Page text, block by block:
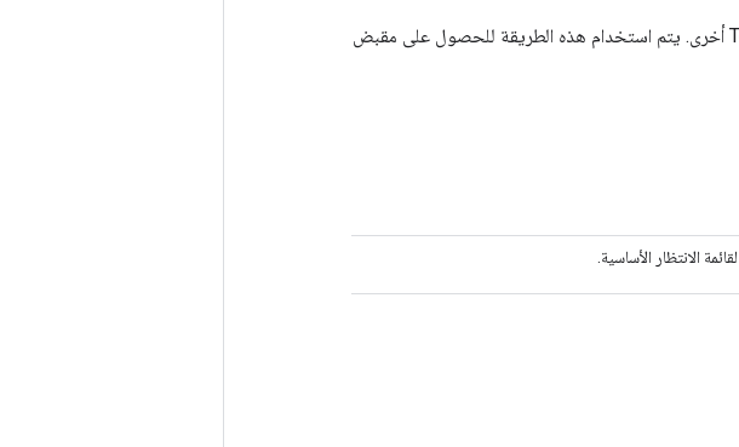
المدخلات إلى عمليات TensorFlow هي مخرجات عملية TensorFlow أخرى. يتم استخدام هذه الطريقة للحصول على مقبض